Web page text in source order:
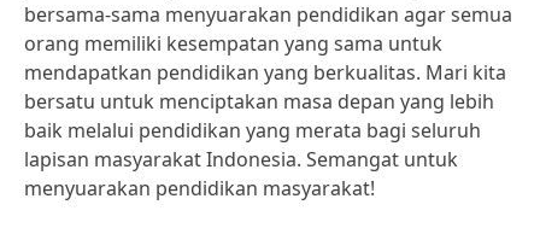
bersama-sama menyuarakan pendidikan agar semua
orang memiliki kesempatan yang sama untuk
mendapatkan pendidikan yang berkualitas. Mari kita
bersatu untuk menciptakan masa depan yang lebih
baik melalui pendidikan yang merata bagi seluruh
lapisan masyarakat Indonesia. Semangat untuk
menyuarakan pendidikan masyarakat!